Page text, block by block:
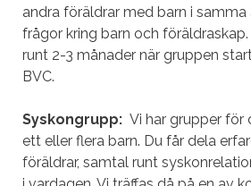
andra föräldrar med barn i
frågor kring barn och
runt 2-3 månader när gruppen
BVC.
Syskongrupp: Vi har grupper för
ett eller flera barn. Du får dela
föräldrar, samtal runt